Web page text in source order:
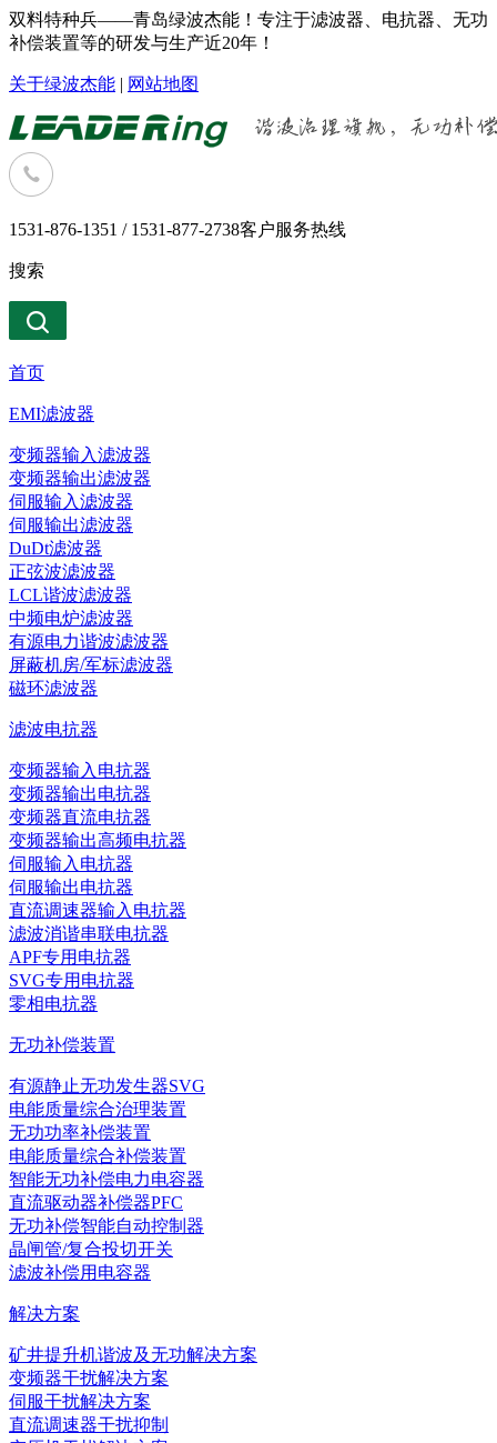
双料特种兵——青岛绿波杰能！专注于滤波器、电抗器、无功
补偿装置等的研发与生产近20年！
关于绿波杰能 | 网站地图
1531-876-1351 / 1531-877-2738客户服务热线
搜索
首页
EMI滤波器
变频器输入滤波器
变频器输出滤波器
伺服输入滤波器
伺服输出滤波器
DuDt滤波器
正弦波滤波器
LCL谐波滤波器
中频电炉滤波器
有源电力谐波滤波器
屏蔽机房/军标滤波器
磁环滤波器
滤波电抗器
变频器输入电抗器
变频器输出电抗器
变频器直流电抗器
变频器输出高频电抗器
伺服输入电抗器
伺服输出电抗器
直流调速器输入电抗器
滤波消谐串联电抗器
APF专用电抗器
SVG专用电抗器
零相电抗器
无功补偿装置
有源静止无功发生器SVG
电能质量综合治理装置
无功功率补偿装置
电能质量综合补偿装置
智能无功补偿电力电容器
直流驱动器补偿器PFC
无功补偿智能自动控制器
晶闸管/复合投切开关
滤波补偿用电容器
解决方案
矿井提升机谐波及无功解决方案
变频器干扰解决方案
伺服干扰解决方案
直流调速器干扰抑制